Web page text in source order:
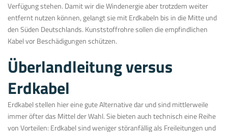
Verfügung stehen. Damit wir die Windenergie aber trotzdem weiter
entfernt nutzen können, gelangt sie mit Erdkabeln bis in die Mitte und
den Süden Deutschlands. Kunststoffrohre sollen die empfindlichen
Kabel vor Beschädigungen schützen.
Überlandleitung versus
Erdkabel
Erdkabel stellen hier eine gute Alternative dar und sind mittlerweile
immer öfter das Mittel der Wahl. Sie bieten auch technisch eine Reihe
von Vorteilen: Erdkabel sind weniger störanfällig als Freileitungen und